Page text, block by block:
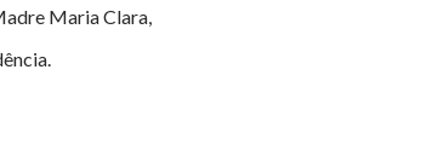
Maria Clara,